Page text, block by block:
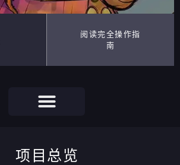
阅读完全操作指
南
项目总览